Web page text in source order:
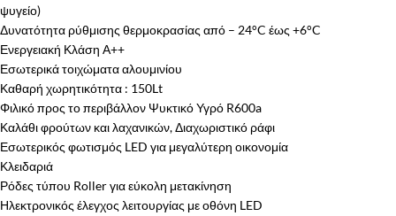
ψυγείο)
Δυνατότητα ρύθμισης θερμοκρασίας από – 24°C έως +6°C
Ενεργειακή Κλάση Α++
Εσωτερικά τοιχώματα αλουμινίου
Καθαρή χωρητικότητα : 150Lt
Φιλικό προς το περιβάλλον Ψυκτικό Υγρό R600a
Καλάθι φρούτων και λαχανικών, Διαχωριστικό ράφι
Εσωτερικός φωτισμός LED για μεγαλύτερη οικονομία
Κλειδαριά
Ρόδες τύπου Roller για εύκολη μετακίνηση
Ηλεκτρονικός έλεγχος λειτουργίας με οθόνη LED